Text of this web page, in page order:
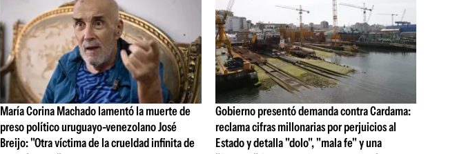
María Corina Machado lamentó la muerte de
preso político uruguayo-venezolano José
Breijo: "Otra víctima de la crueldad infinita de
Gobierno presentó demanda contra Cardama:
reclama cifras millonarias por perjuicios al
Estado y detalla "dolo", "mala fe" y una